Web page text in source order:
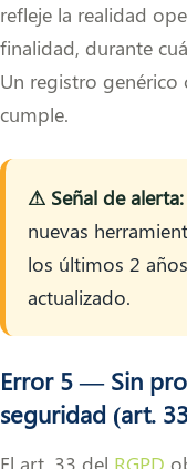
refleje la realidad
finalidad, durante
Un registro genérico
cumple.
⚠ Señal de alerta:
nuevas
los últimos 2
actualizado.
Error 5 — Sin
seguridad (art.
El art. 33 del RGPD